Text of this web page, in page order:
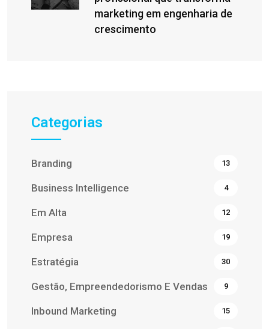
marketing em engenharia de
crescimento
Categorias
Branding 13
Business Intelligence 4
Em Alta 12
Empresa 19
Estratégia 30
Gestão, Empreendedorismo E Vendas 9
Inbound Marketing 15